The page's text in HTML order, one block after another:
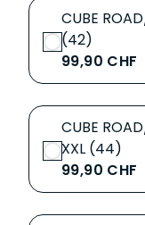
CUBE
(42)
99,90 CHF
CUBE
XXL (44)
99,90 CHF